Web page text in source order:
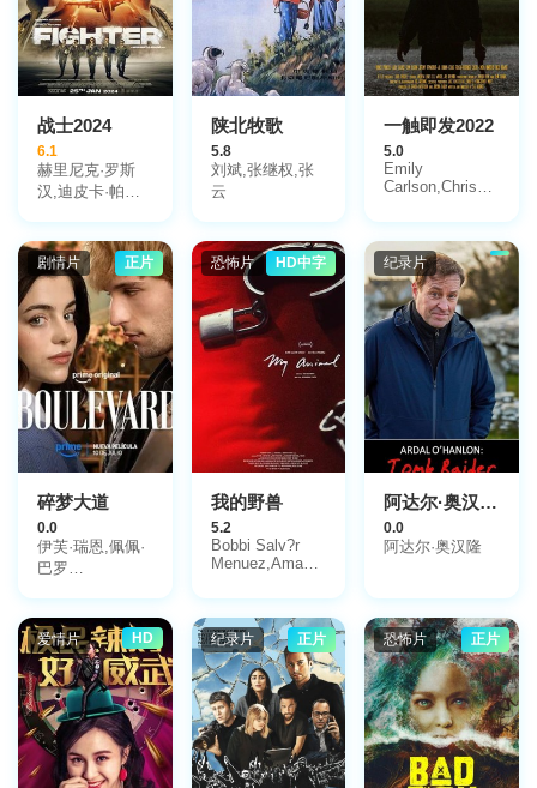
战士2024
6.1
赫里尼克·罗斯
汉,迪皮卡·帕度
阿克谢·欧贝罗
伊,Karan,Singh,Grover,
桑杰达·谢
赫
陕北牧歌
5.8
刘斌,张继权,张
云
一触即发2022
5.0
Emily
Carlson,Chris
剧情片 正片
碎梦大道
0.0
伊芙·瑞恩,佩佩·
巴罗
恐怖片 HD中字
我的野兽
5.2
Bobbi Salv?r
Menuez,Amandla
纪录片
阿达尔·奥汉隆：古墓丽影
0.0
阿达尔·奥汉隆
爱情片 HD 纪录片 正片 恐怖片 正片